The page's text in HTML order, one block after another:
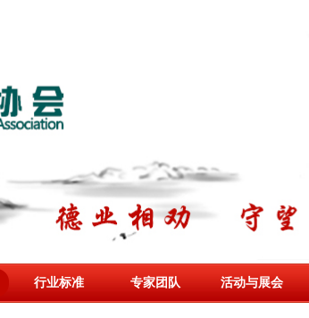
行业标准 专家团队 活动与展会